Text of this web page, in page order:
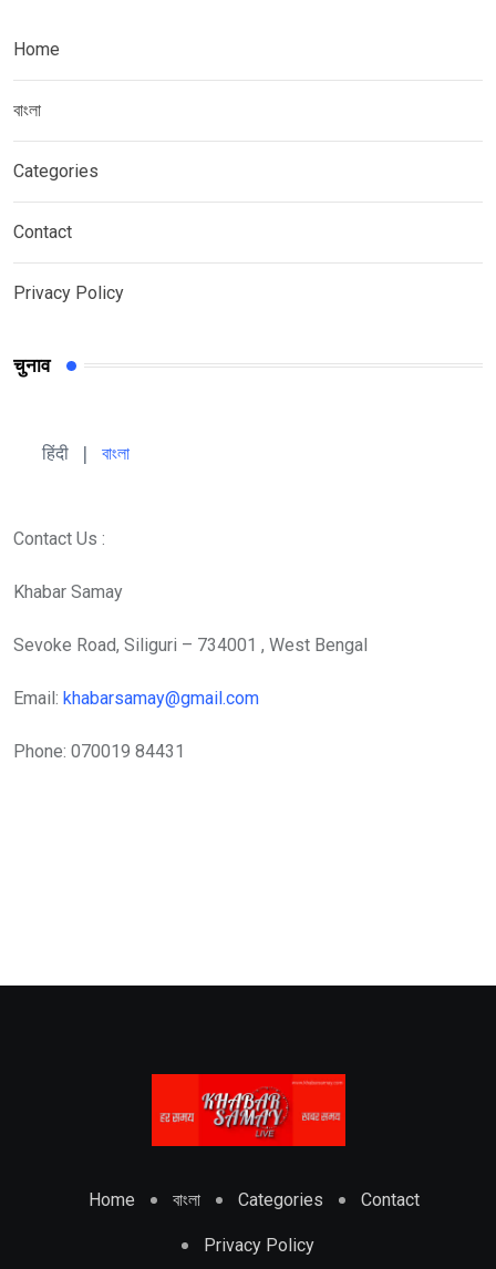
Home
বাংলা
Categories
Contact
Privacy Policy
चुनाव
हिंदी বাংলা
Contact Us :
Khabar Samay
Sevoke Road, Siliguri – 734001 , West Bengal
Email: khabarsamay@gmail.com
Phone: 070019 84431
Home বাংলা Categories Contact
Privacy Policy